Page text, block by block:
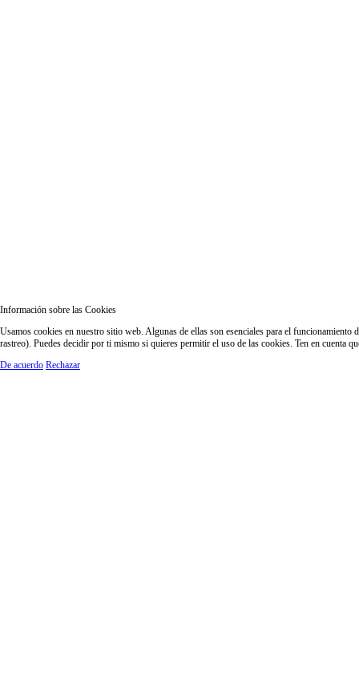
Información sobre las Cookies
Usamos cookies en nuestro sitio web. Algunas de ellas son esenciales para el
rastreo). Puedes decidir por ti mismo si quieres permitir el uso de las cookies. Ten en cuenta
De acuerdo Rechazar